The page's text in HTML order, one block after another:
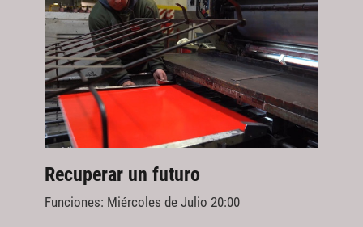
Recuperar un futuro
Funciones: Miércoles de Julio 20:00